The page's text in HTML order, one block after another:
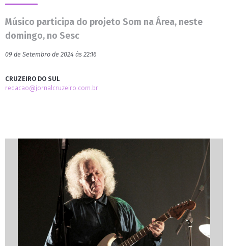
Músico participa do projeto Som na Área, neste
domingo, no Sesc
09 de Setembro de 2024 às 22:16
CRUZEIRO DO SUL
redacao@jornalcruzeiro.com.br